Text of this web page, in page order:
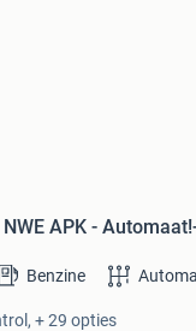
APK -
Benzine
+ 29 opties